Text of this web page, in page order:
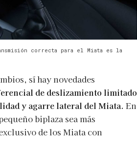
correcta para el Miata es la
sí hay novedades
de deslizamiento limitado
y agarre lateral del Miata. En
biplaza sea más
de los Miata con